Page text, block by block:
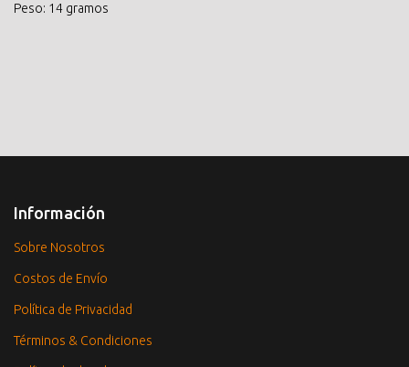
Peso: 14 gramos
Información
Sobre Nosotros
Costos de Envío
Política de Privacidad
Términos & Condiciones